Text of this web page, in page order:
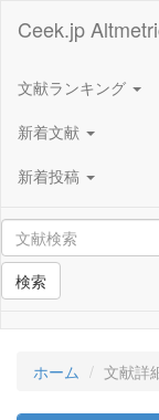
Ceek.jp
文献ランキング
新着文献
新着投稿
検索
ホーム 文献詳